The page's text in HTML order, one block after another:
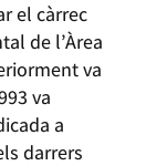
el càrrec
de l’Àrea
va
va
a
darrers